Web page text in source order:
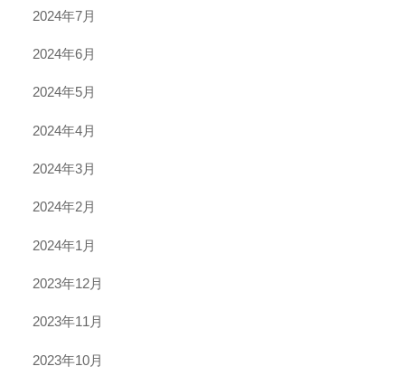
2024年7月
2024年6月
2024年5月
2024年4月
2024年3月
2024年2月
2024年1月
2023年12月
2023年11月
2023年10月